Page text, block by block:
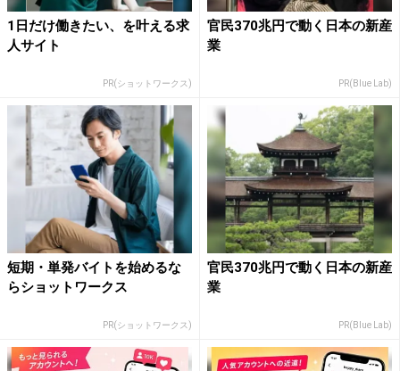
1日だけ働きたい、を叶える求
人サイト
PR(ショットワークス)
官民370兆円で動く日本の新産
業
PR(Blue Lab)
短期・単発バイトを始めるな
らショットワークス
PR(ショットワークス)
官民370兆円で動く日本の新産
業
PR(Blue Lab)